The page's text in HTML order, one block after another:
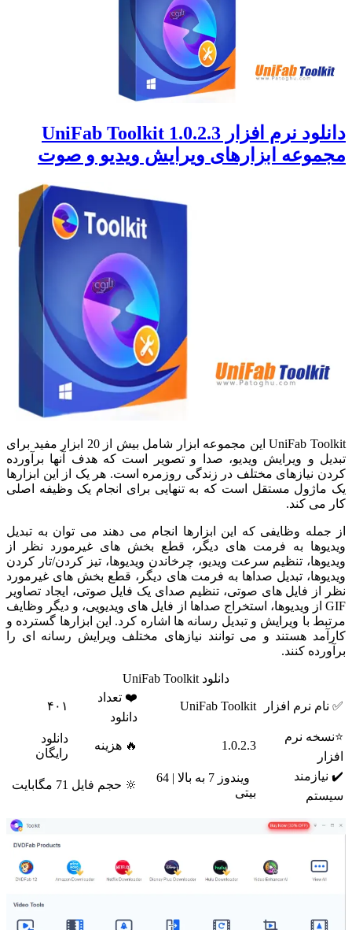
دانلود نرم افزار UniFab Toolkit 1.0.2.3
مجموعه ابزارهای ویرایش ویدیو و صوت
UniFab Toolkit این مجموعه ابزار شامل بیش از 20 ابزار مفید برای
تبدیل و ویرایش ویدیو، صدا و تصویر است که هدف آنها برآورده
کردن نیازهای مختلف در زندگی روزمره است. هر یک از این ابزارها
یک ماژول مستقل است که به تنهایی برای انجام یک وظیفه اصلی
کار می کند.
از جمله وظایفی که این ابزارها انجام می دهند می توان به تبدیل
ویدیوها به فرمت های دیگر، قطع بخش های غیرمورد نظر از
ویدیوها، تنظیم سرعت ویدیو، چرخاندن ویدیوها، تیز کردن/تار کردن
ویدیوها، تبدیل صداها به فرمت های دیگر، قطع بخش های غیرمورد
نظر از فایل های صوتی، تنظیم صدای یک فایل صوتی، ایجاد تصاویر
GIF از ویدیوها، استخراج صداها از فایل های ویدیویی، و دیگر وظایف
مرتبط با ویرایش و تبدیل رسانه ها اشاره کرد. این ابزارها گسترده و
کارآمد هستند و می توانند نیازهای مختلف ویرایش رسانه ای را
برآورده کنند.
دانلود UniFab Toolkit
✅ نام نرم افزار UniFab Toolkit
❤️ تعداد
دانلود
۴۰۱
⭐نسخه نرم
افزار
1.0.2.3 🔥 هزینه
دانلود
رایگان
✔️ نیازمند
سیستم
ویندوز 7 به بالا | 64
بیتی
🔆 حجم فایل 71 مگابایت